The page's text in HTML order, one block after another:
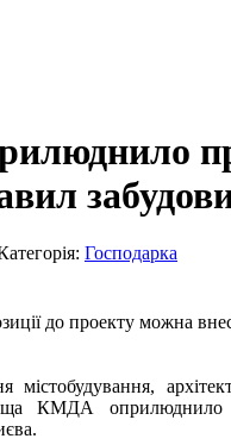
Господарка
до проекту можна
містобудування,
КМДА оприлюднило